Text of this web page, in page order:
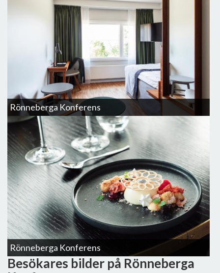
Rönneberga Konferens
Rönneberga Konferens
Besökares bilder på Rönneberga